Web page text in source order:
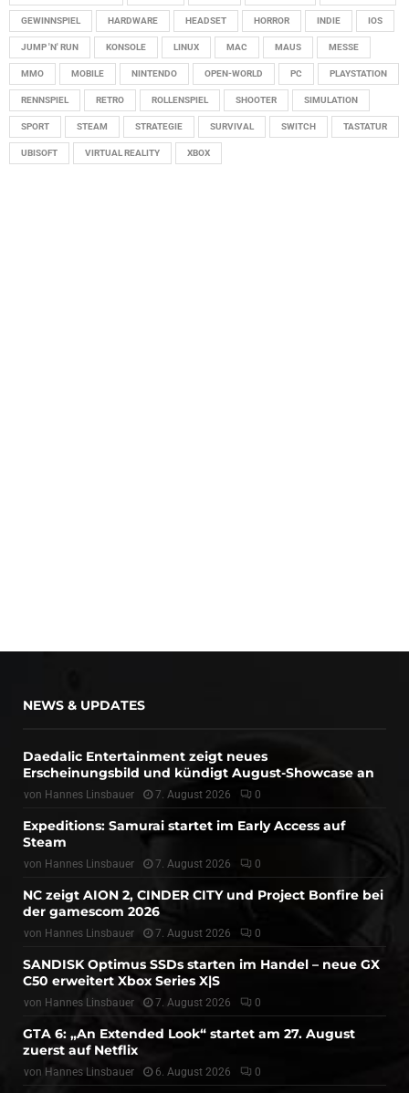
GEWINNSPIEL HARDWARE HEADSET HORROR INDIE IOS
JUMP 'N' RUN KONSOLE LINUX MAC MAUS MESSE
MMO MOBILE NINTENDO OPEN-WORLD PC PLAYSTATION
RENNSPIEL RETRO ROLLENSPIEL SHOOTER SIMULATION
SPORT STEAM STRATEGIE SURVIVAL SWITCH TASTATUR
UBISOFT VIRTUAL REALITY XBOX
NEWS & UPDATES
Daedalic Entertainment zeigt neues
Erscheinungsbild und kündigt August-Showcase an
von Hannes Linsbauer 7. August 2026 0
Expeditions: Samurai startet im Early Access auf
Steam
von Hannes Linsbauer 7. August 2026 0
NC zeigt AION 2, CINDER CITY und Project Bonfire bei
der gamescom 2026
von Hannes Linsbauer 7. August 2026 0
SANDISK Optimus SSDs starten im Handel – neue GX
C50 erweitert Xbox Series X|S
von Hannes Linsbauer 7. August 2026 0
GTA 6: „An Extended Look“ startet am 27. August
zuerst auf Netflix
von Hannes Linsbauer 6. August 2026 0